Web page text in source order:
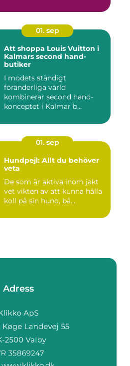
01. sep
Att shoppa Louis Vuitton i
Kalmars second hand-
butiker
I modets ständigt
föränderliga värld
kombinerar second hand-
konceptet i Kalmar b...
01. sep
Hundpejl: Allt du behöver
veta
De som är aktiva inom jakt
vet vikten av att kunna hålla
koll på sin hund, bå...
Adress